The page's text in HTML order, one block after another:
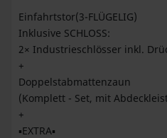
Einfahrtstor(3-FLÜGELIG)
Inklusive SCHLOSS:
2× Industrieschlösser inkl.
+
Doppelstabmattenzaun
(Komplett - Set, mit
+
▪︎EXTRA▪︎